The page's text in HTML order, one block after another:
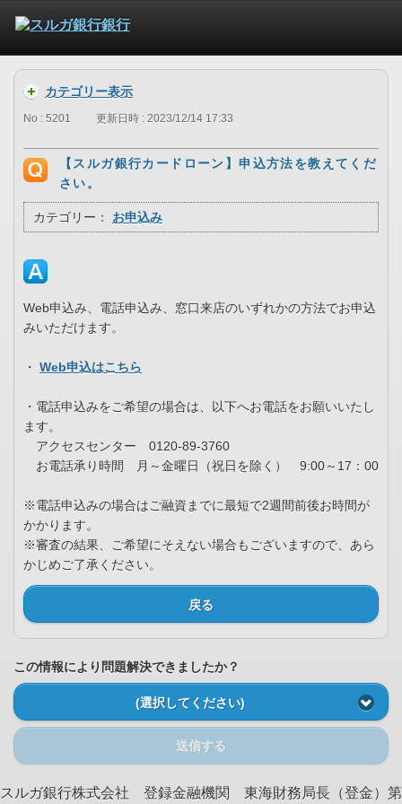
カテゴリー表示
No : 5201 更新日時 : 2023/12/14 17:33
【スルガ銀行カードローン】申込方法を教えてくだ
さい。
カテゴリー： お申込み
Web申込み、電話申込み、窓口来店のいずれかの方法でお申込
みいただけます。
・ Web申込はこちら
・電話申込みをご希望の場合は、以下へお電話をお願いいたし
ます。
アクセスセンター 0120-89-3760
お電話承り時間 月～金曜日（祝日を除く） 9:00～17：00
※電話申込みの場合はご融資までに最短で2週間前後お時間が
かかります。
※審査の結果、ご希望にそえない場合もございますので、あら
かじめご了承ください。
戻る
この情報により問題解決できましたか？
(選択してください)
送信する
スルガ銀行株式会社 登録金融機関 東海財務局長（登金）第